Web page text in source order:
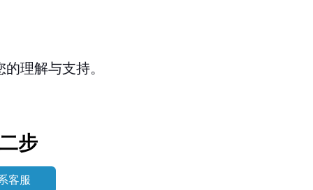
理解与支持。
步
客服